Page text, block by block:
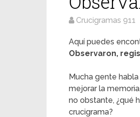
Crucigramas 911
Aquí puedes
Observaron,
Mucha gente
mejorar la
no obstante, ¿qué
crucigrama?